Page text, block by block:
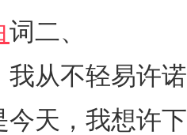
词二、
不轻易许诺
今天，我想许